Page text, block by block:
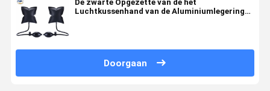
De zwarte Opgezette van de het
Luchtkussenhand van de Aluminiumlegering
Doorgaan